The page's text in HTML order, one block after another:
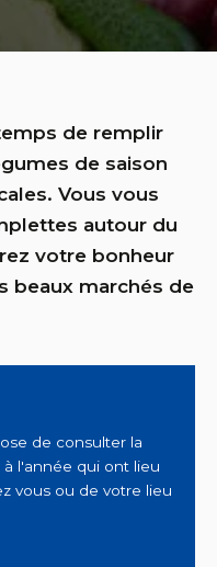
de remplir
de saison
Vous vous
autour du
votre bonheur
beaux marchés de
de consulter la
l'année qui ont lieu
vous ou de votre lieu